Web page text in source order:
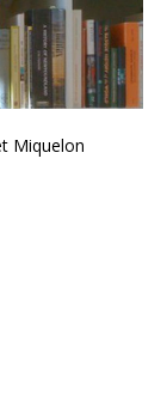
Miquelon